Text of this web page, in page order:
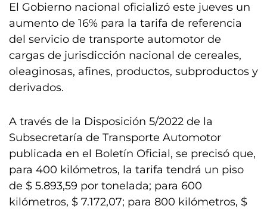
El Gobierno nacional oficializó este jueves un
aumento de 16% para la tarifa de referencia
del servicio de transporte automotor de
cargas de jurisdicción nacional de cereales,
oleaginosas, afines, productos, subproductos y
derivados.
A través de la Disposición 5/2022 de la
Subsecretaría de Transporte Automotor
publicada en el Boletín Oficial, se precisó que,
para 400 kilómetros, la tarifa tendrá un piso
de $ 5.893,59 por tonelada; para 600
kilómetros, $ 7.172,07; para 800 kilómetros, $